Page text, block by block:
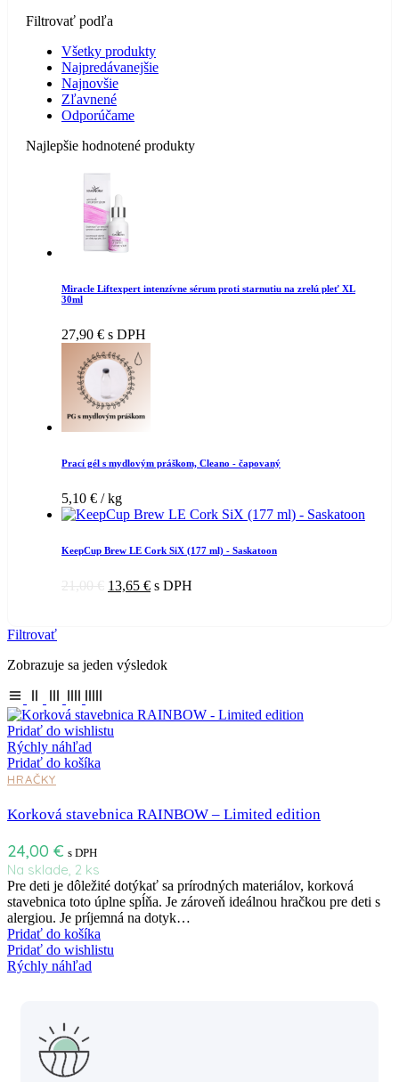
Filtrovať podľa
Všetky produkty
Najpredávanejšie
Najnovšie
Zľavnené
Odporúčame
Najlepšie hodnotené produkty
Miracle Liftexpert intenzívne sérum proti starnutiu na zrelú pleť XL
30ml
27,90 € s DPH
Prací gél s mydlovým práškom, Cleano - čapovaný
5,10 € / kg
KeepCup Brew LE Cork SiX (177 ml) - Saskatoon
13,65 € s DPH
Filtrovať
Zobrazuje sa jeden výsledok
Pridať do wishlistu
Rýchly náhľad
Pridať do košíka
HRAČKY
Korková stavebnica RAINBOW – Limited edition
24,00 € s DPH
Na sklade, 2 ks
Pre deti je dôležité dotýkať sa prírodných materiálov, korková
stavebnica toto úplne spĺňa. Je zároveň ideálnou hračkou pre deti s
alergiou. Je príjemná na dotyk…
Pridať do košíka
Pridať do wishlistu
Rýchly náhľad